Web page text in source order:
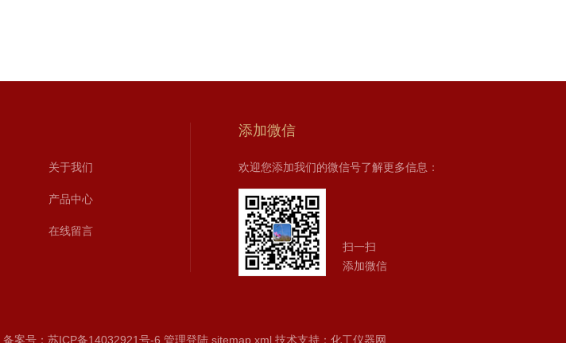
关于我们
产品中心
在线留言
添加微信
欢迎您添加我们的微信号了解更多信息：
扫一扫
添加微信
备案号：苏ICP备14032921号-6 管理登陆 sitemap.xml 技术支持： 化工仪器网